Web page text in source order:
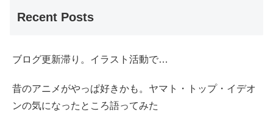
Recent Posts
ブログ更新滞り。イラスト活動で…
昔のアニメがやっぱ好きかも。ヤマト・トップ・イデオ
ンの気になったところ語ってみた